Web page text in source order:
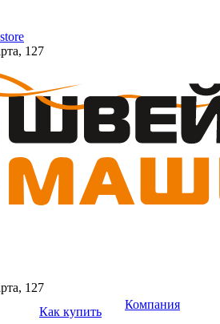
127
127
Как купить
Компания